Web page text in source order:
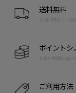
送料無料
10,000円以上（税
ポイントシ
お買い物毎に
ご利用方法